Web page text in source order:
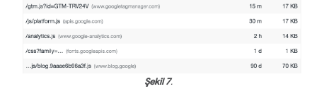
Şekil 7.